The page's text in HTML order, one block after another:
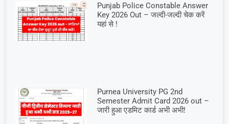
Punjab Police Constable Answer
Key 2026 Out – जल्दी-जल्दी चेक करें
यहां से !
Purnea University PG 2nd
Semester Admit Card 2026 out –
जारी हुआ एडमिट कार्ड अभी अभी!